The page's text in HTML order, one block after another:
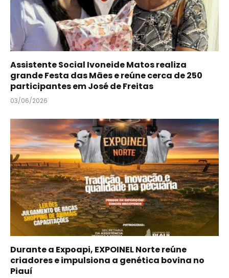
Assistente Social Ivoneide Matos realiza
grande Festa das Mães e reúne cerca de 250
participantes em José de Freitas
03/06/2026
Durante a Expoapi, EXPOINEL Norte reúne
criadores e impulsiona a genética bovina no
Piauí